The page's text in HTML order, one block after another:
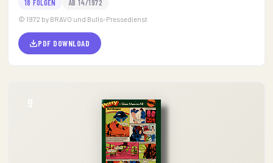
18 FOLGEN
AB 14/1972
© 1972 by BRAVO und Bulls-Pressedienst
PDF DOWNLOAD
9